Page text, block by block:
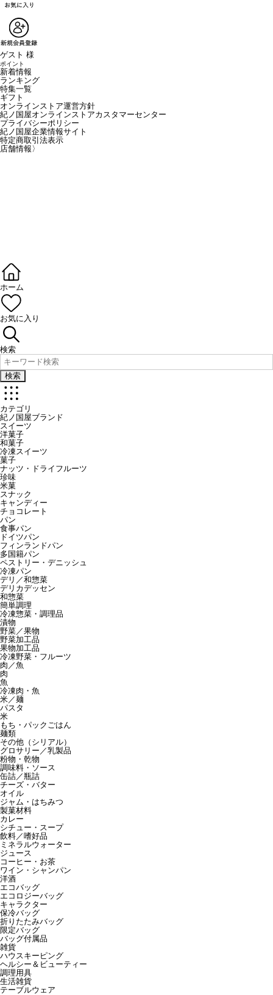
ゲスト 様
ポイント
新着情報
ランキング
特集一覧
ギフト
オンラインストア運営方針
紀ノ国屋オンラインストアカスタマーセンター
プライバシーポリシー
紀ノ国屋企業情報サイト
特定商取引法表示
店舗情報 〉
ホーム
お気に入り
検索
検索
カテゴリ
紀ノ国屋ブランド
スイーツ
洋菓子
和菓子
冷凍スイーツ
菓子
ナッツ・ドライフルーツ
珍味
米菓
スナック
キャンディー
チョコレート
パン
食事パン
ドイツパン
フィンランドパン
多国籍パン
ペストリー・デニッシュ
冷凍パン
デリ／和惣菜
デリカデッセン
和惣菜
簡単調理
冷凍惣菜・調理品
漬物
野菜／果物
野菜加工品
果物加工品
冷凍野菜・フルーツ
肉／魚
肉
魚
冷凍肉・魚
米／麺
パスタ
米
もち・パックごはん
麺類
その他（シリアル）
グロサリー／乳製品
粉物・乾物
調味料・ソース
缶詰／瓶詰
チーズ・バター
オイル
ジャム・はちみつ
製菓材料
カレー
シチュー・スープ
飲料／嗜好品
ミネラルウォーター
ジュース
コーヒー・お茶
ワイン・シャンパン
洋酒
エコバッグ
エコロジーバッグ
キャラクター
保冷バッグ
折りたたみバッグ
限定バッグ
バッグ付属品
雑貨
ハウスキーピング
ヘルシー＆ビューティー
調理用具
生活雑貨
テーブルウェア